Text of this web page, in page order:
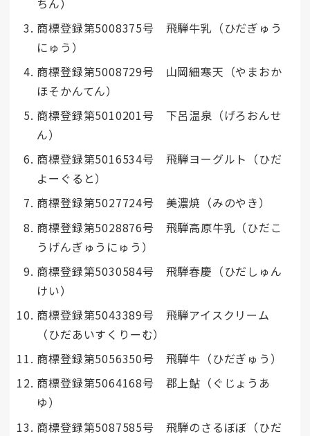
商標登録第5008375号 飛騨牛乳（ひだぎゅう
にゅう）
商標登録第5008729号 山岡細寒天（やまおか
ほそかんてん）
商標登録第5010201号 下呂温泉（げろおんせ
ん）
商標登録第5016534号 飛騨ヨーグルト（ひだ
よーぐると）
商標登録第5027724号 美濃焼（みのやき）
商標登録第5028876号 飛騨高原牛乳（ひだこ
うげんぎゅうにゅう）
商標登録第5030584号 飛騨春慶（ひだしゅん
けい）
商標登録第5043389号 飛騨アイスクリーム
（ひだあいすくりーむ）
商標登録第5056350号 飛騨牛（ひだぎゅう）
商標登録第5064168号 郡上鮎（ぐじょうあ
ゆ）
商標登録第5087585号 飛騨のさるぼぼ（ひだ